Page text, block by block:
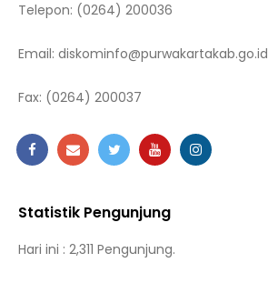
Telepon: (0264) 200036
Email: diskominfo@purwakartakab.go.id
Fax: (0264) 200037
Statistik Pengunjung
Hari ini : 2,311 Pengunjung.